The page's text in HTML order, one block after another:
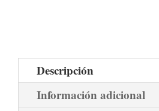
Descripción
Información adicional